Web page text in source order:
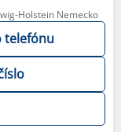
Holstein Nemecko
telefónu